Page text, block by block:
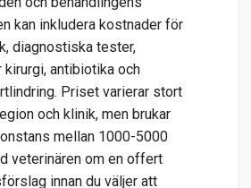
kan inkludera kostnader för
diagnostiska tester,
kirurgi, antibiotika och
Priset varierar stort
och klinik, men brukar
mellan 1000-5000
veterinären om en offert
innan du väljer att